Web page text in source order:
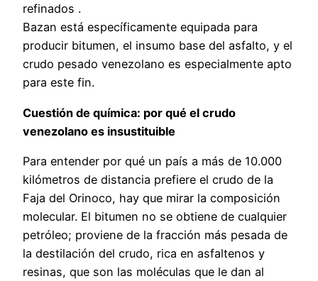
refinados .
Bazan está específicamente equipada para
producir bitumen, el insumo base del asfalto, y el
crudo pesado venezolano es especialmente apto
para este fin.
Cuestión de química: por qué el crudo
venezolano es insustituible
Para entender por qué un país a más de 10.000
kilómetros de distancia prefiere el crudo de la
Faja del Orinoco, hay que mirar la composición
molecular. El bitumen no se obtiene de cualquier
petróleo; proviene de la fracción más pesada de
la destilación del crudo, rica en asfaltenos y
resinas, que son las moléculas que le dan al